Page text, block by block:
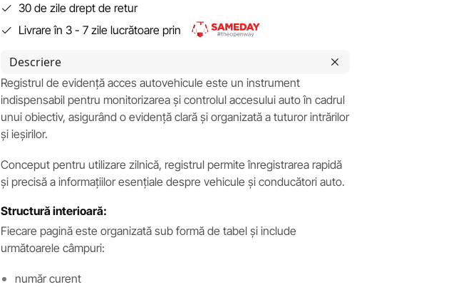
30 de zile drept de retur
Livrare în 3 - 7 zile lucrătoare prin
Descriere
Registrul de evidență acces autovehicule este un instrument
indispensabil pentru monitorizarea și controlul accesului auto în cadrul
unui obiectiv, asigurând o evidență clară și organizată a tuturor intrărilor
și ieșirilor.
Conceput pentru utilizare zilnică, registrul permite înregistrarea rapidă
și precisă a informațiilor esențiale despre vehicule și conducători auto.
Structură interioară:
Fiecare pagină este organizată sub formă de tabel și include
următoarele câmpuri:
număr curent